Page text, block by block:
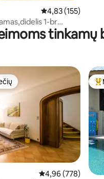
Vidutinis
4,83 (155)
1-br
į Eiger!
tinkamų
Vidutinis
4,96 (778)